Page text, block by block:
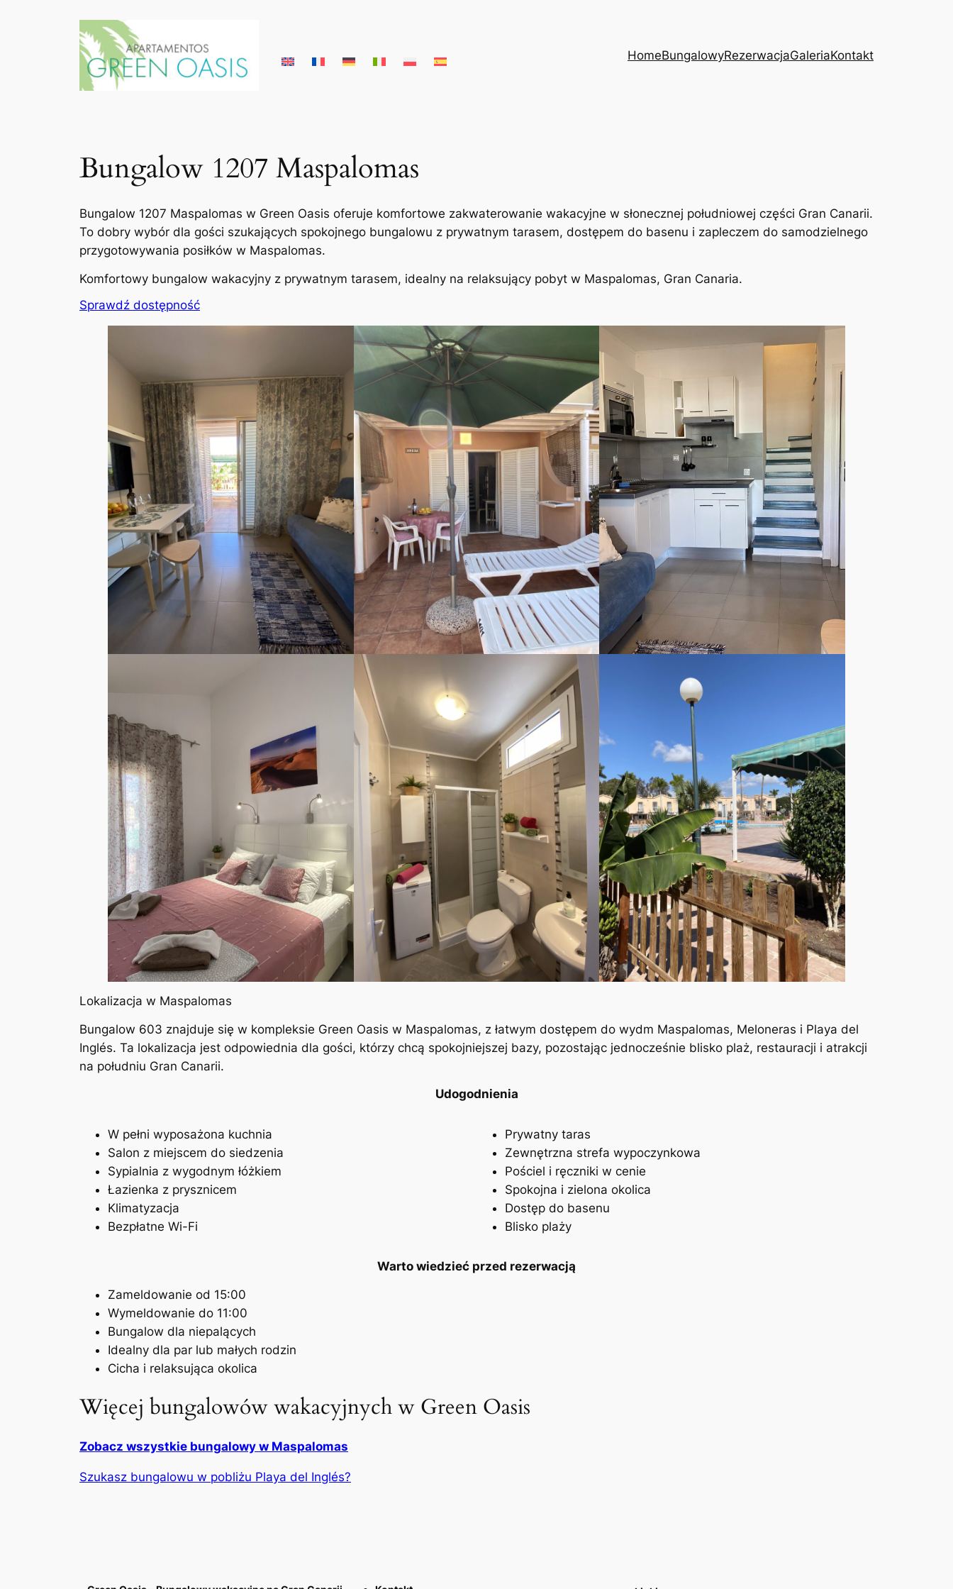
HomeBungalowyRezerwacjaGaleriaKontakt
Bungalow 1207 Maspalomas
Bungalow 1207 Maspalomas w Green Oasis oferuje komfortowe zakwaterowanie wakacyjne w słonecznej południowej części Gran Canarii.
To dobry wybór dla gości szukających spokojnego bungalowu z prywatnym tarasem, dostępem do basenu i zapleczem do samodzielnego
przygotowywania posiłków w Maspalomas.
Komfortowy bungalow wakacyjny z prywatnym tarasem, idealny na relaksujący pobyt w Maspalomas, Gran Canaria.
Sprawdź dostępność
Lokalizacja w Maspalomas
Bungalow 603 znajduje się w kompleksie Green Oasis w Maspalomas, z łatwym dostępem do wydm Maspalomas, Meloneras i Playa del
Inglés. Ta lokalizacja jest odpowiednia dla gości, którzy chcą spokojniejszej bazy, pozostając jednocześnie blisko plaż, restauracji i atrakcji
na południu Gran Canarii.
Udogodnienia
W pełni wyposażona kuchnia
Salon z miejscem do siedzenia
Sypialnia z wygodnym łóżkiem
Łazienka z prysznicem
Klimatyzacja
Bezpłatne Wi-Fi
Prywatny taras
Zewnętrzna strefa wypoczynkowa
Pościel i ręczniki w cenie
Spokojna i zielona okolica
Dostęp do basenu
Blisko plaży
Warto wiedzieć przed rezerwacją
Zameldowanie od 15:00
Wymeldowanie do 11:00
Bungalow dla niepalących
Idealny dla par lub małych rodzin
Cicha i relaksująca okolica
Więcej bungalowów wakacyjnych w Green Oasis
Zobacz wszystkie bungalowy w Maspalomas
Szukasz bungalowu w pobliżu Playa del Inglés?